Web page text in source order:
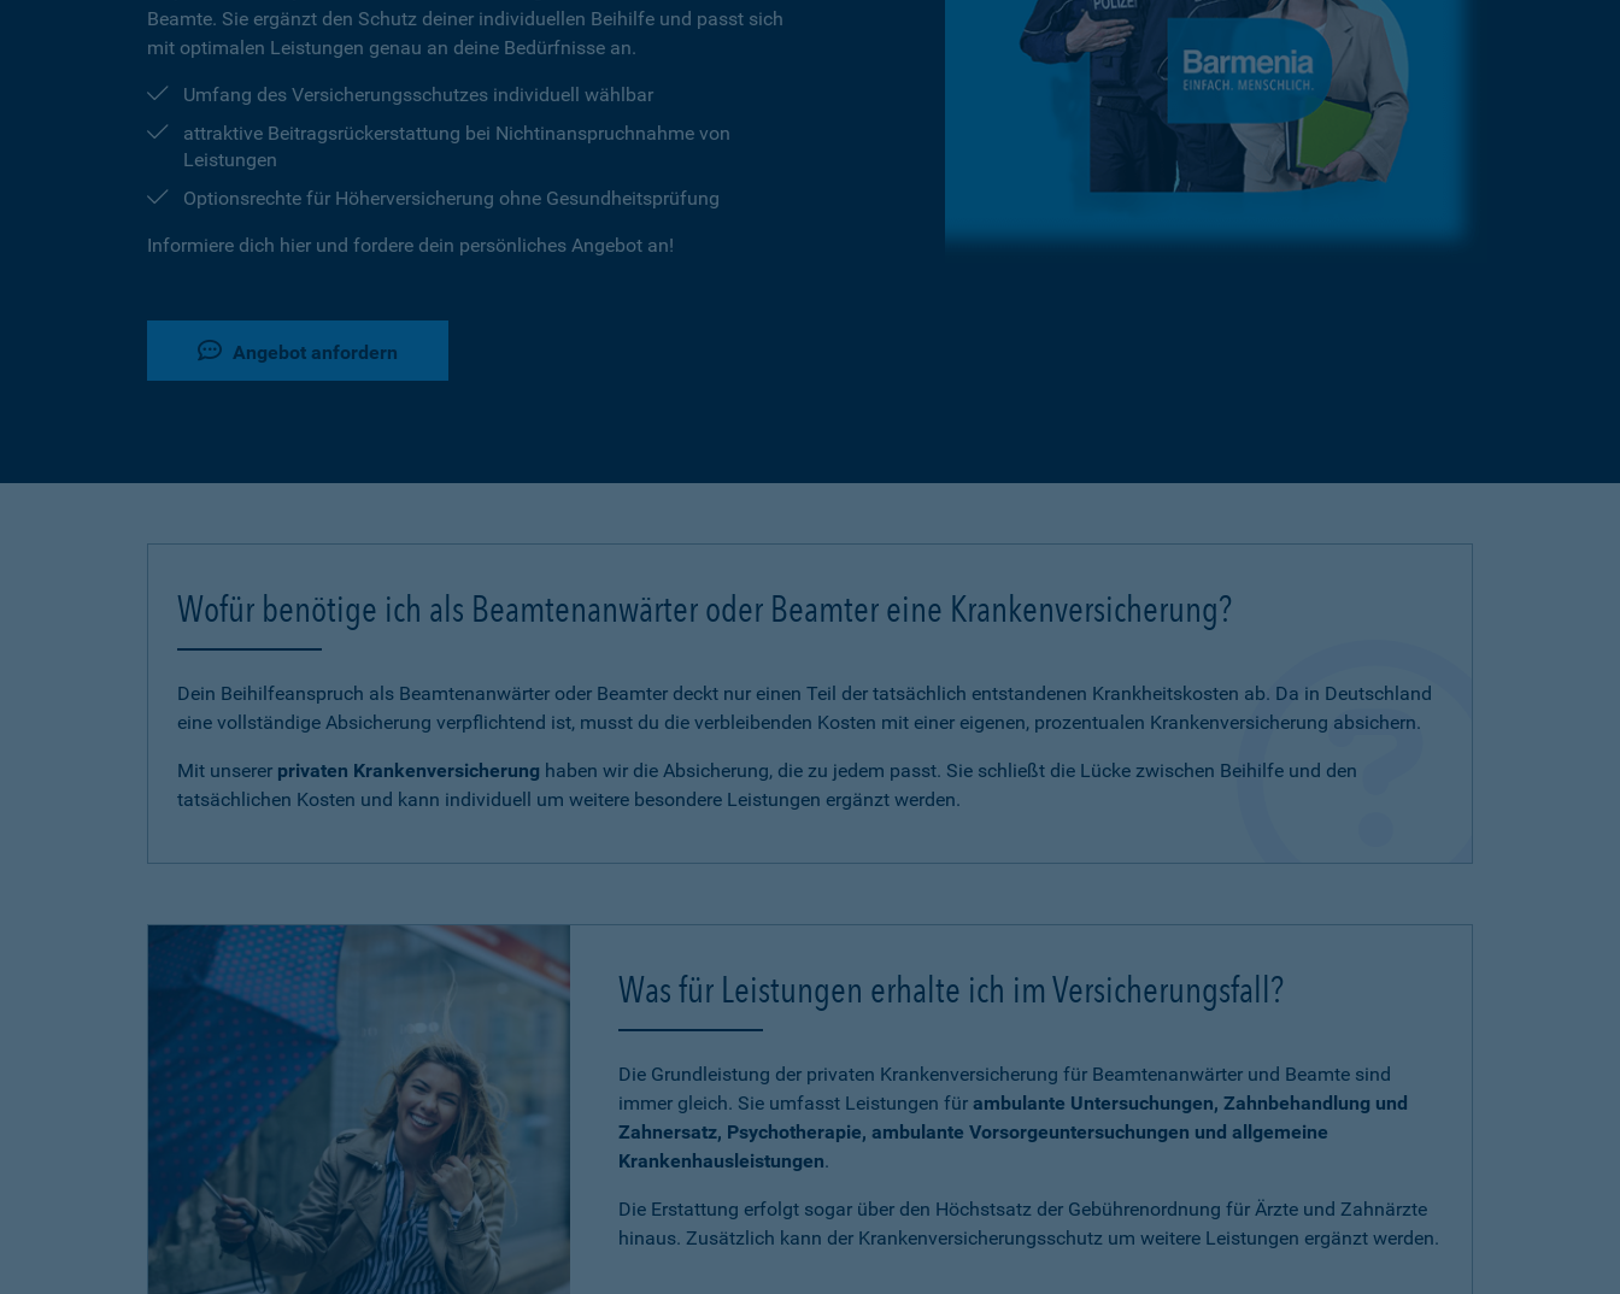
Beamte. Sie ergänzt den Schutz deiner individuellen Beihilfe und passt sich
mit optimalen Leistungen genau an deine Bedürfnisse an.
Umfang des Versicherungsschutzes individuell wählbar
attraktive Beitragsrückerstattung bei Nichtinanspruchnahme von
Leistungen
Optionsrechte für Höherversicherung ohne Gesundheitsprüfung
Informiere dich hier und fordere dein persönliches Angebot an!
Angebot anfordern
Wofür benötige ich als Beamtenanwärter oder Beamter eine Krankenversicherung?
Dein Beihilfeanspruch als Beamtenanwärter oder Beamter deckt nur einen Teil der tatsächlich entstandenen Krankheitskosten ab. Da in Deutschland
eine vollständige Absicherung verpflichtend ist, musst du die verbleibenden Kosten mit einer eigenen, prozentualen Krankenversicherung absichern.
Mit unserer privaten Krankenversicherung haben wir die Absicherung, die zu jedem passt. Sie schließt die Lücke zwischen Beihilfe und den
tatsächlichen Kosten und kann individuell um weitere besondere Leistungen ergänzt werden.
Was für Leistungen erhalte ich im Versicherungsfall?
Die Grundleistung der privaten Krankenversicherung für Beamtenanwärter und Beamte sind
immer gleich. Sie umfasst Leistungen für ambulante Untersuchungen, Zahnbehandlung und
Zahnersatz, Psychotherapie, ambulante Vorsorgeuntersuchungen und allgemeine
Krankenhausleistungen.
Die Erstattung erfolgt sogar über den Höchstsatz der Gebührenordnung für Ärzte und Zahnärzte
hinaus. Zusätzlich kann der Krankenversicherungsschutz um weitere Leistungen ergänzt werden.